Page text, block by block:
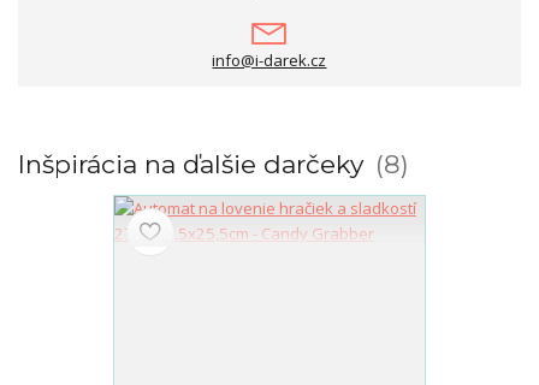
info@i-darek.cz
Inšpirácia na ďalšie darčeky 8